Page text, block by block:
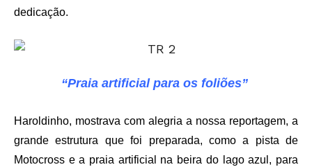
dedicação.
“Praia artificial para os foliões”
Haroldinho, mostrava com alegria a nossa reportagem, a
grande estrutura que foi preparada, como a pista de
Motocross e a praia artificial na beira do lago azul, para